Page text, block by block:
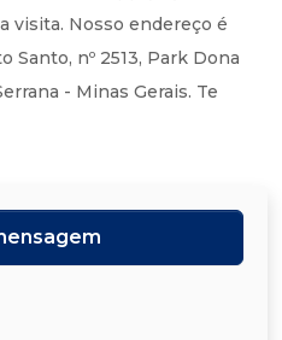
visita. Nosso endereço é
nº 2513, Park Dona
- Minas Gerais. Te